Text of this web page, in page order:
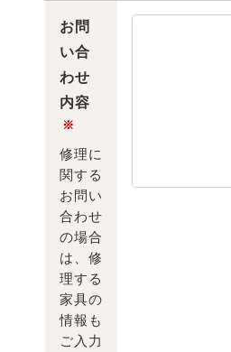
お問
い合
わせ
内容
※
修理に
関する
お問い
合わせ
の場合
は、修
理する
家具の
情報も
ご入力